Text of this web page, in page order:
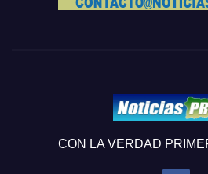
CON LA VERDAD